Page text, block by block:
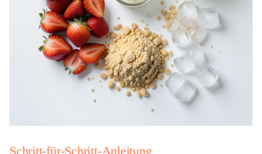
Schritt-für-Schritt-Anleitung